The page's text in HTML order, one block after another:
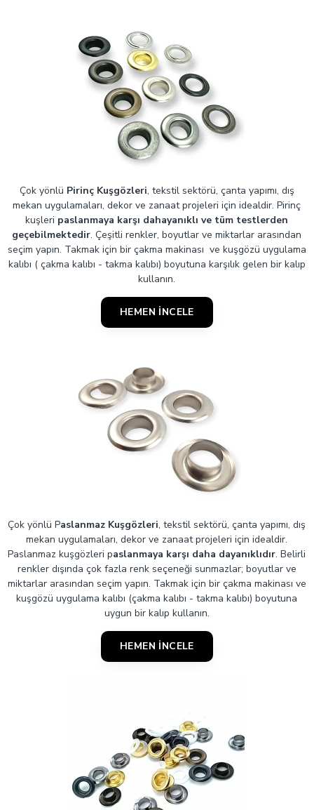
Çok yönlü Pirinç Kuşgözleri, tekstil sektörü, çanta yapımı, dış
mekan uygulamaları, dekor ve zanaat projeleri için idealdir. Pirinç
kuşleri paslanmaya karşı dahayanıklı ve tüm testlerden
geçebilmektedir. Çeşitli renkler, boyutlar ve miktarlar arasından
seçim yapın. Takmak için bir çakma makinası ve kuşgözü uygulama
kalıbı ( çakma kalıbı - takma kalıbı) boyutuna karşılık gelen bir kalıp
kullanın.
HEMEN İNCELE
Çok yönlü Paslanmaz Kuşgözleri, tekstil sektörü, çanta yapımı, dış
mekan uygulamaları, dekor ve zanaat projeleri için idealdir.
Paslanmaz kuşgözleri paslanmaya karşı daha dayanıklıdır. Belirli
renkler dışında çok fazla renk seçeneği sunmazlar; boyutlar ve
miktarlar arasından seçim yapın. Takmak için bir çakma makinası ve
kuşgözü uygulama kalıbı (çakma kalıbı - takma kalıbı) boyutuna
uygun bir kalıp kullanın.
HEMEN İNCELE